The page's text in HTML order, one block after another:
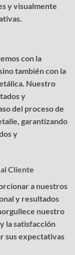
y visualmente
con la
también con la
Nuestro
y
del proceso de
garantizando
y
Cliente
a nuestros
y resultados
nuestro
la satisfacción
sus expectativas